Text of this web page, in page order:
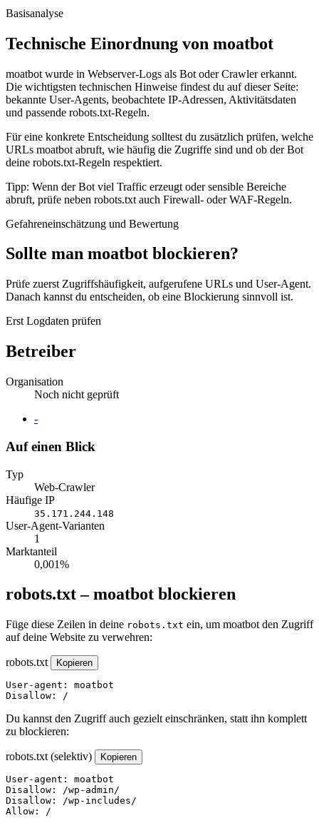
Basisanalyse
Technische Einordnung von moatbot
moatbot wurde in Webserver-Logs als Bot oder Crawler erkannt.
Die wichtigsten technischen Hinweise findest du auf dieser Seite:
bekannte User-Agents, beobachtete IP-Adressen, Aktivitätsdaten
und passende robots.txt-Regeln.
Für eine konkrete Entscheidung solltest du zusätzlich prüfen, welche
URLs moatbot abruft, wie häufig die Zugriffe sind und ob der Bot
deine robots.txt-Regeln respektiert.
Tipp: Wenn der Bot viel Traffic erzeugt oder sensible Bereiche
abruft, prüfe neben robots.txt auch Firewall- oder WAF-Regeln.
Gefahreneinschätzung und Bewertung
Sollte man moatbot blockieren?
Prüfe zuerst Zugriffshäufigkeit, aufgerufene URLs und User-Agent.
Danach kannst du entscheiden, ob eine Blockierung sinnvoll ist.
Erst Logdaten prüfen
Betreiber
Organisation
Noch nicht geprüft
Website
-
Auf einen Blick
Typ
Web-Crawler
Häufige IP
35.171.244.148
User-Agent-Varianten
1
Marktanteil
0,001%
robots.txt – moatbot blockieren
Füge diese Zeilen in deine robots.txt ein, um moatbot den Zugriff
auf deine Website zu verwehren:
robots.txt Kopieren
User-agent: moatbot
Disallow: /
Du kannst den Zugriff auch gezielt einschränken, statt ihn komplett
zu blockieren:
robots.txt (selektiv) Kopieren
User-agent: moatbot
Disallow: /wp-admin/
Disallow: /wp-includes/
Allow: /